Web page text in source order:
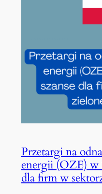
Przetargi na
energii (OZE) w
dla firm w